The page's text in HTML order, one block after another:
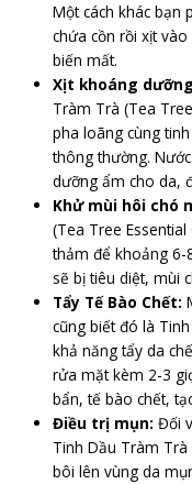
Một cách khác bạn
chứa cồn rồi xịt
biến mất.
Xịt khoáng
Tràm Trà (Tea
pha loãng cùng
thông thường.
dưỡng ẩm cho da,
Khử mùi hôi chó
(Tea Tree
thảm để khoảng 6-
sẽ bị tiêu diệt, mùi
Tẩy Tế Bào Chết:
cũng biết đó là
khả năng tẩy da
rửa mặt kèm 2-3
bẩn, tế bào chết,
Điều trị mụn: Đối
Tinh Dầu Tràm Trà
bôi lên vùng da